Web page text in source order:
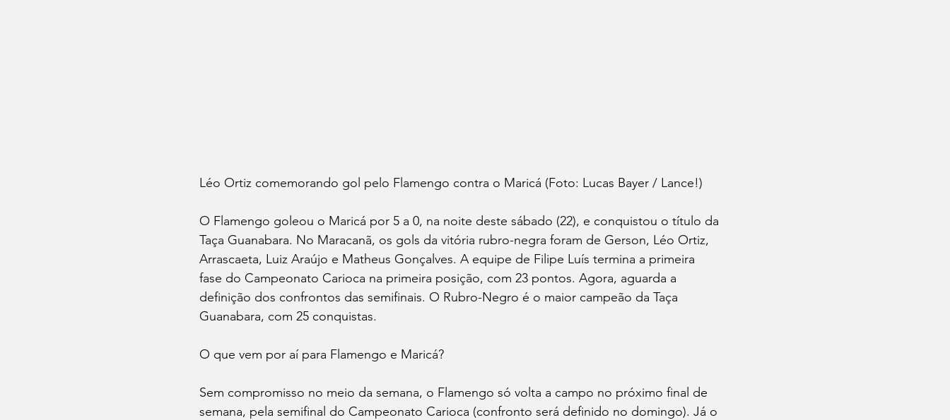
Léo Ortiz comemorando gol pelo Flamengo contra o Maricá (Foto: Lucas Bayer / Lance!)
O Flamengo goleou o Maricá por 5 a 0, na noite deste sábado (22), e conquistou o título da
Taça Guanabara. No Maracanã, os gols da vitória rubro-negra foram de Gerson, Léo Ortiz,
Arrascaeta, Luiz Araújo e Matheus Gonçalves. A equipe de Filipe Luís termina a primeira
fase do Campeonato Carioca na primeira posição, com 23 pontos. Agora, aguarda a
definição dos confrontos das semifinais. O Rubro-Negro é o maior campeão da Taça
Guanabara, com 25 conquistas.
O que vem por aí para Flamengo e Maricá?
Sem compromisso no meio da semana, o Flamengo só volta a campo no próximo final de
semana, pela semifinal do Campeonato Carioca (confronto será definido no domingo). Já o